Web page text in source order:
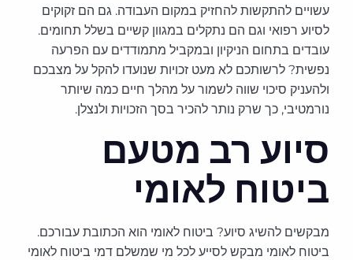
עשויים להתקשות להחזיק במקום העבודה. גם הם זקוקים
לסיוע רפואי וגם הם נתקלים במגוון קשיים בשלל תחומים.
עובדים בתחום הניקיון ובמקביל מתמודדים עם הפרעה
נפשית? לרשותכם לא מעט זכויות שנועדו להקל על מצבכם
ולהעניק סיכוי שווה לשמור על מהלך חיים כמה שיותר
נורמטיבי, כך שרק נותר להכיר בסך הזכויות ולנצלן.
סיוע רב מטעם
ביטוח לאומי
מבקשים להשיג סיוע? ביטוח לאומי הוא הכתובת עבורכם.
ביטוח לאומי מבקש לסייע לכל מי שמשלם דמי ביטוח לאומי